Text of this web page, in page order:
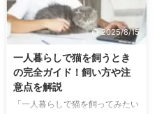
2025/8/15
一人暮らしで猫を飼うとき
の完全ガイド！飼い方や注
意点を解説
「一人暮らしで猫を飼ってみたい